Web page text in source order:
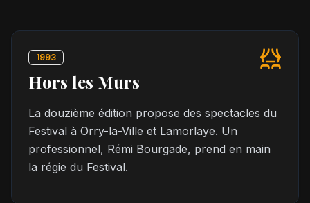
1993
Hors les Murs
La douzième édition propose des spectacles du
Festival à Orry-la-Ville et Lamorlaye. Un
professionnel, Rémi Bourgade, prend en main
la régie du Festival.